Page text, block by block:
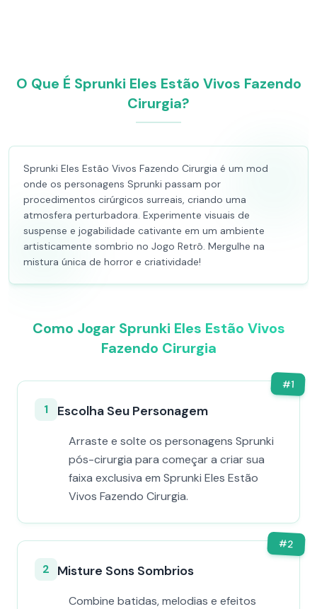
O Que É Sprunki Eles Estão Vivos Fazendo
Cirurgia?
Sprunki Eles Estão Vivos Fazendo Cirurgia é um mod
onde os personagens Sprunki passam por
procedimentos cirúrgicos surreais, criando uma
atmosfera perturbadora. Experimente visuais de
suspense e jogabilidade cativante em um ambiente
artisticamente sombrio no Jogo Retrô. Mergulhe na
mistura única de horror e criatividade!
Como Jogar Sprunki Eles Estão Vivos
Fazendo Cirurgia
#1
1 Escolha Seu Personagem
Arraste e solte os personagens Sprunki
pós-cirurgia para começar a criar sua
faixa exclusiva em Sprunki Eles Estão
Vivos Fazendo Cirurgia.
#2
2 Misture Sons Sombrios
Combine batidas, melodias e efeitos